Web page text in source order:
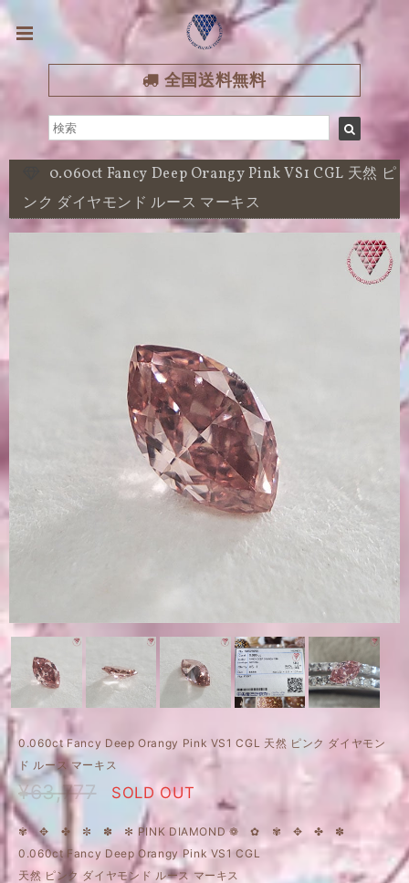
全国送料無料
0.060ct Fancy Deep Orangy Pink VS1 CGL 天然 ピ
ンク ダイヤモンド ルース マーキス
0.060ct Fancy Deep Orangy Pink VS1 CGL 天然 ピンク ダイヤモン
ド ルース マーキス
¥63,777 SOLD OUT
✾ ✥ ✤ ✼ ✽ ✻ PINK DIAMOND ❁ ✿ ✾ ✥ ✤ ✽
0.060ct Fancy Deep Orangy Pink VS1 CGL
天然 ピンク ダイヤモンド ルース マーキス